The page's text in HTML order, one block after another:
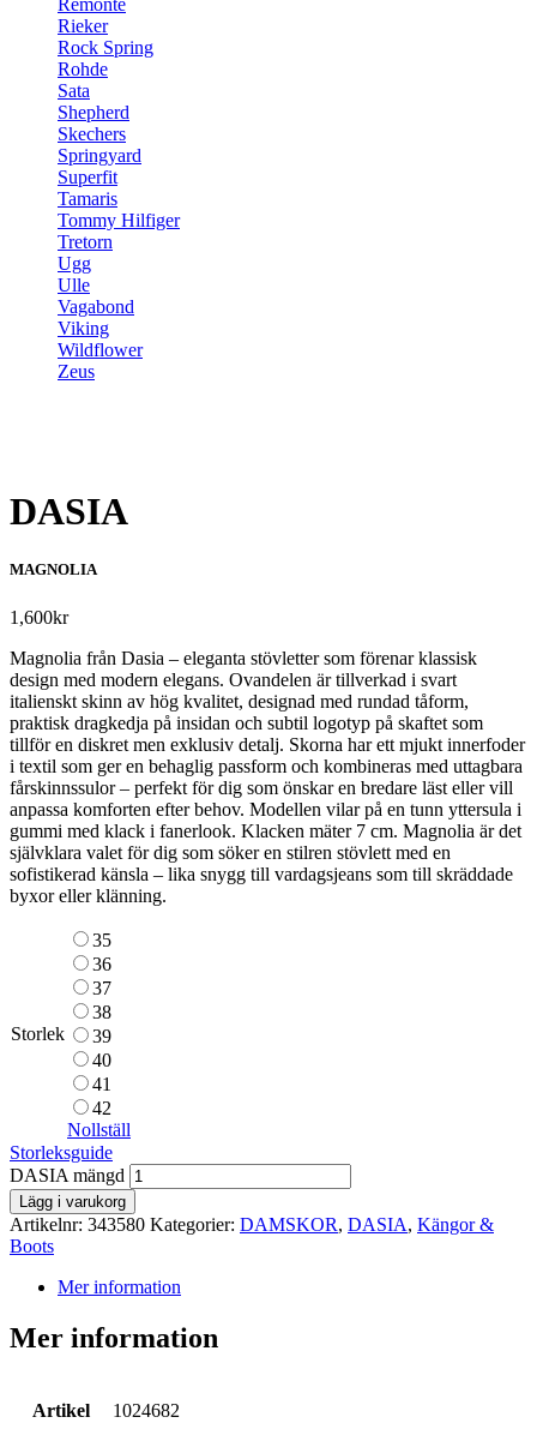
Rieker
Rock Spring
Rohde
Sata
Shepherd
Skechers
Springyard
Superfit
Tamaris
Tommy Hilfiger
Tretorn
Ugg
Ulle
Vagabond
Viking
Wildflower
Zeus
DASIA
MAGNOLIA
1,600kr
Magnolia från Dasia – eleganta stövletter som förenar klassisk
design med modern elegans. Ovandelen är tillverkad i svart
italienskt skinn av hög kvalitet, designad med rundad tåform,
praktisk dragkedja på insidan och subtil logotyp på skaftet som
tillför en diskret men exklusiv detalj. Skorna har ett mjukt innerfoder
i textil som ger en behaglig passform och kombineras med uttagbara
fårskinnssulor – perfekt för dig som önskar en bredare läst eller vill
anpassa komforten efter behov. Modellen vilar på en tunn yttersula i
gummi med klack i fanerlook. Klacken mäter 7 cm. Magnolia är det
självklara valet för dig som söker en stilren stövlett med en
sofistikerad känsla – lika snygg till vardagsjeans som till skräddade
byxor eller klänning.
Storlek
35
36
37
38
39
40
41
42
Nollställ
Storleksguide
DASIA mängd
Lägg i varukorg
Artikelnr: 343580 Kategorier: DAMSKOR, DASIA, Kängor &
Boots
Mer information
Mer information
Artikel 1024682